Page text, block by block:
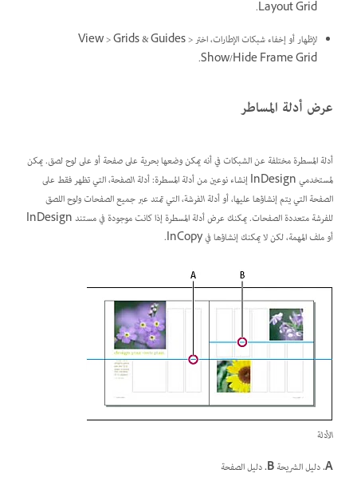
Layout Grid.
لإظهار أو إخفاء شبكات الإطارات، اختر View > Grids & Guides >
Show/Hide Frame Grid.
عرض أدلة المساطر
أدلة المسطرة مختلفة عن الشبكات في أنه يمكن وضعها بحرية على صفحة أو على لوح لصق. يمكن
لمستخدمي InDesign إنشاء نوعين من أدلة المسطرة: أدلة
الصفحة، التي تظهر فقط على
الصفحة التي يتم إنشاؤها عليها، أو أدلةالفرشة، التي تمتد عبر جميع الصفحات ولوح اللصق
للفرشة متعددة الصفحات. يمكنك عرض أدلة المسطرة إذا كانت موجودة في مستند InDesign
أو ملف المهمة، لكن لا يمكنك إنشاؤها في InCopy.
الأدلة
A. دليل الشريحةB. دليل الصفحة